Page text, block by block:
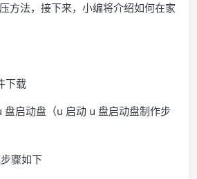
方法，接下来，小编将介绍如何在家
下载
盘启动盘（u 启动 u 盘启动盘制作步
骤如下